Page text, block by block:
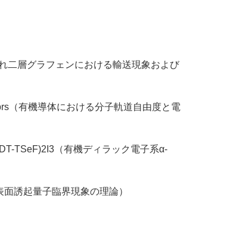
二層グラフェンにおける輸送現象および
（有機導体における分子軌道自由度と電
TSeF)2I3（有機ディラック電子系α-
誘起量子臨界現象の理論）